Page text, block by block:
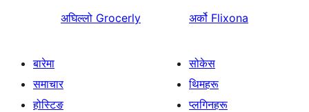
अघिल्लो Grocerly अर्को Flixona
बारेमा
समाचार
होस्टिङ
सोकेस
थिमहरू
प्लगिनहरू